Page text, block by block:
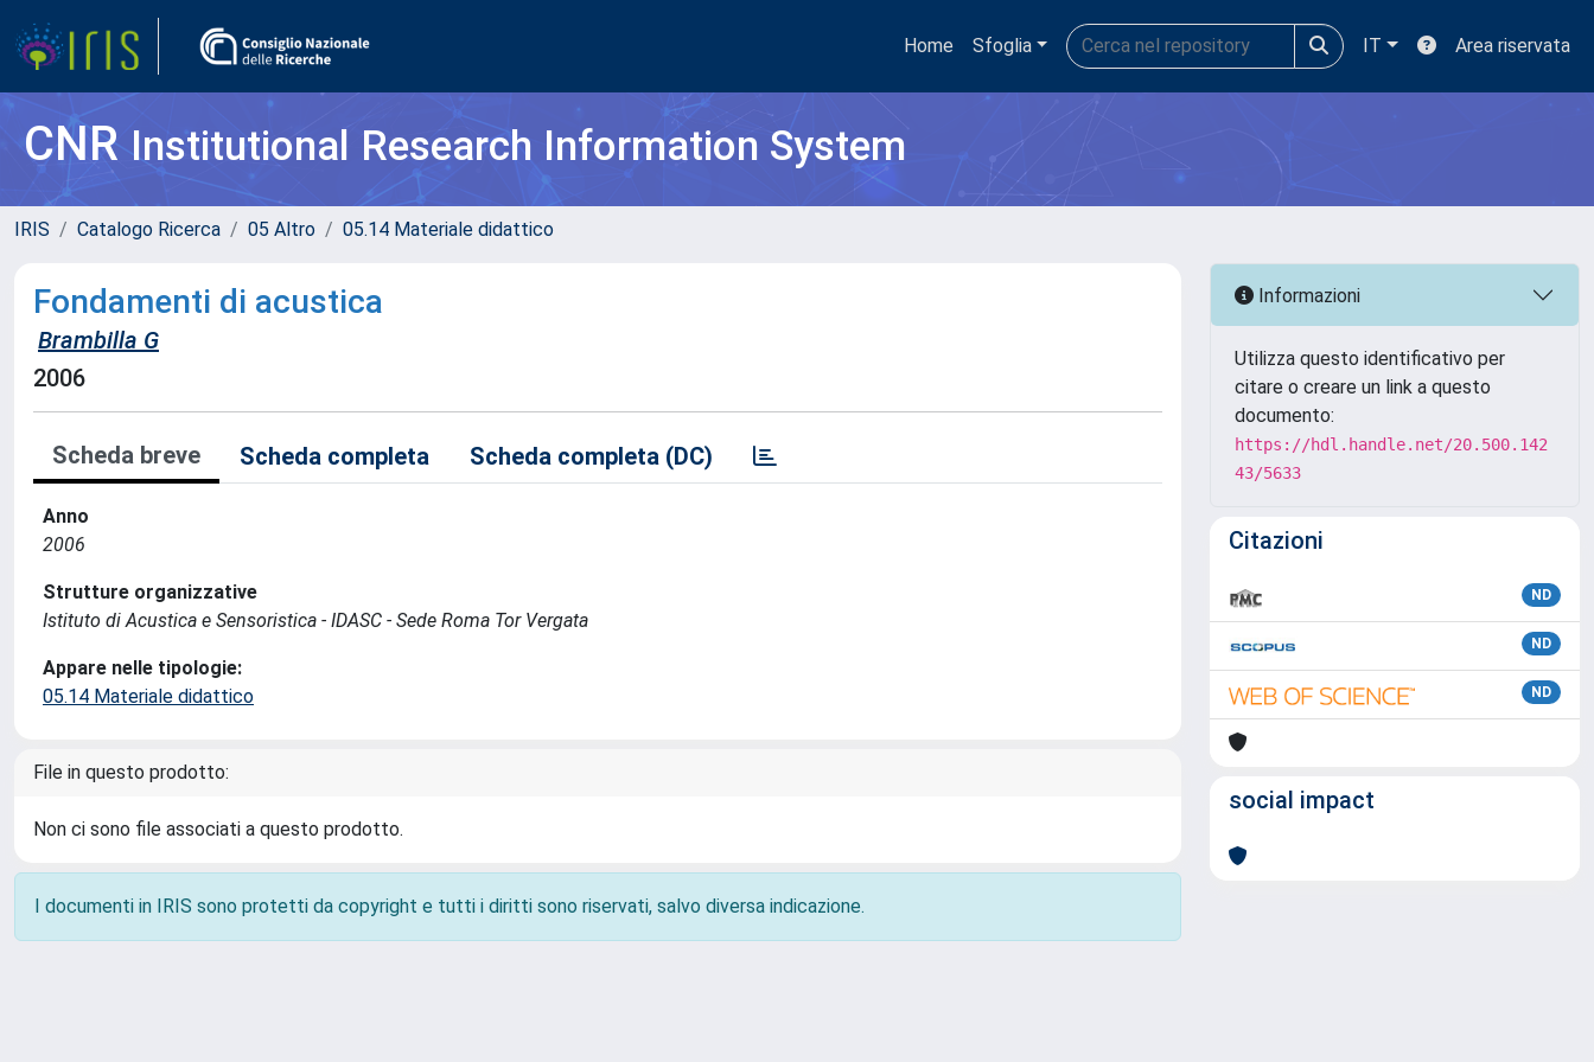
Home Sfoglia IT Area riservata
CNRInstitutional Research Information System
IRIS Catalogo Ricerca 05 Altro 05.14 Materiale didattico
Fondamenti di acustica
Brambilla G
2006
Scheda breve Scheda completa Scheda completa (DC)
Anno
2006
Strutture organizzative
Istituto di Acustica e Sensoristica - IDASC - Sede Roma Tor Vergata
Appare nelle tipologie:
05.14 Materiale didattico
File in questo prodotto:
Non ci sono file associati a questo prodotto.
I documenti in IRIS sono protetti da copyright e tutti i diritti sono riservati, salvo diversa indicazione.
Informazioni
Utilizza questo identificativo per
citare o creare un link a questo
documento:
https://hdl.handle.net/20.500.142
43/5633
Citazioni
ND
ND
ND
social impact